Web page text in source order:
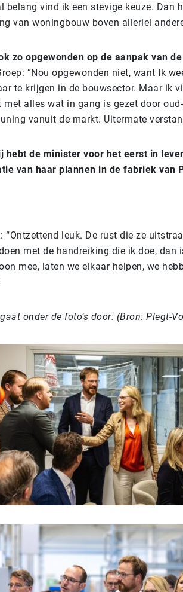
belang vind ik een stevige keuze. Dan
van woningbouw boven allerlei
zo opgewonden op de aanpak van
“Nou opgewonden niet, want Ik
te krijgen in de bouwsector. Maar ik
met alles wat in gang is gezet door
vanuit de markt. Uitermate
hebt de minister voor het eerst in
van haar plannen in de fabriek van
“Ontzettend leuk. De rust die ze
met de handreiking die ik doe,
mee, laten we elkaar helpen, we
onder de foto’s door: (Bron: Plegt-